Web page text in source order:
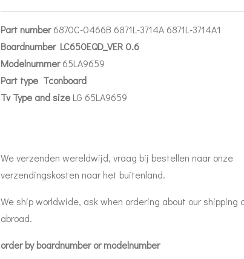
Part number6870C-0466B 6871L-3714A 6871L-3714A1
Boardnumber LC650EQD_VER 0.6
Modelnummer65LA9659
Part type Tconboard
Tv Type and size LG 65LA9659
We verzenden wereldwijd, vraag bij bestellen naar onze
verzendingskosten naar het buitenland.
We ship worldwide, ask when ordering about our shipping
abroad.
order by boardnumber or modelnumber